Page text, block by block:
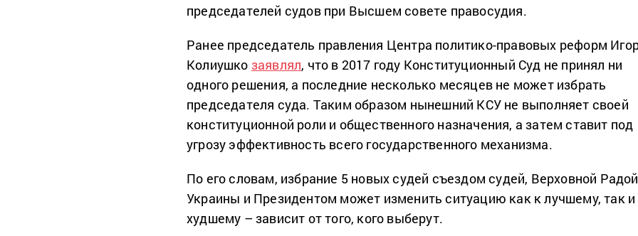
председателей судов при Высшем совете правосудия.
Ранее председатель правления Центра политико-правовых реформ
Колиушко заявлял, что в 2017 году Конституционный Суд не принял ни
одного решения, а последние несколько месяцев не может избрать
председателя суда. Таким образом нынешний КСУ не выполняет своей
конституционной роли и общественного назначения, а затем ставит под
угрозу эффективность всего государственного механизма.
По его словам, избрание 5 новых судей съездом судей, Верховной Радой
Украины и Президентом может изменить ситуацию как к лучшему, так и
худшему – зависит от того, кого выберут.